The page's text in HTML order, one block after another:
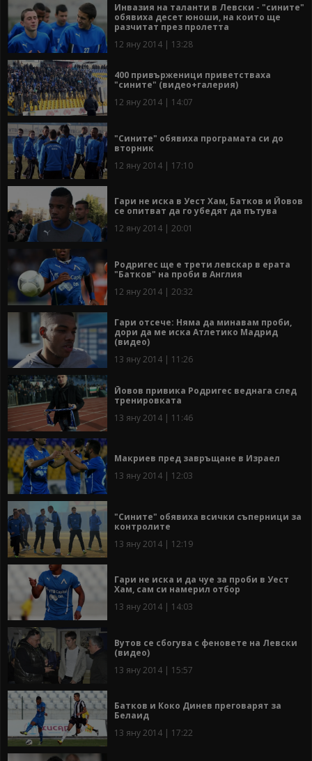
Инвазия на таланти в Левски - "сините"
обявиха десет юноши, на които ще
разчитат през пролетта
12 яну 2014 | 13:28
400 привърженици приветстваха
"сините" (видео+галерия)
12 яну 2014 | 14:07
"Сините" обявиха програмата си до
вторник
12 яну 2014 | 17:10
Гари не иска в Уест Хам, Батков и Йовов
се опитват да го убедят да пътува
12 яну 2014 | 20:01
Родригес ще е трети левскар в ерата
"Батков" на проби в Англия
12 яну 2014 | 20:32
Гари отсече: Няма да минавам проби,
дори да ме иска Атлетико Мадрид
(видео)
13 яну 2014 | 11:26
Йовов привика Родригес веднага след
тренировката
13 яну 2014 | 11:46
Макриев пред завръщане в Израел
13 яну 2014 | 12:03
"Сините" обявиха всички съперници за
контролите
13 яну 2014 | 12:19
Гари не иска и да чуе за проби в Уест
Хам, сам си намерил отбор
13 яну 2014 | 14:03
Вутов се сбогува с феновете на Левски
(видео)
13 яну 2014 | 15:57
Батков и Коко Динев преговарят за
Белаид
13 яну 2014 | 17:22